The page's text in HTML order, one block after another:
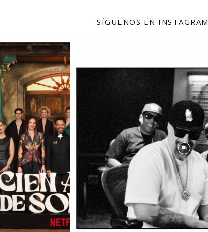
SÍGUENOS EN INSTAGRAM